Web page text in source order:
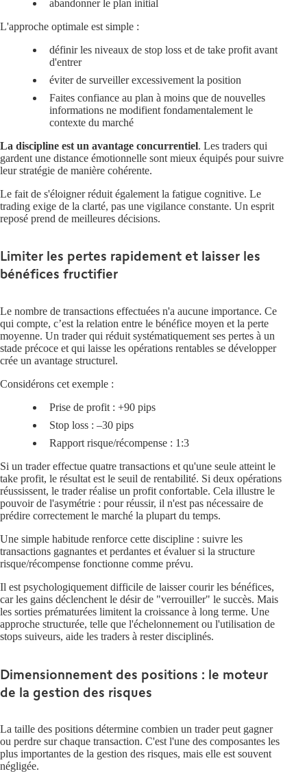
abandonner le plan initial
L'approche optimale est simple :
définir les niveaux de stop loss et de take profit avant
d'entrer
éviter de surveiller excessivement la position
Faites confiance au plan à moins que de nouvelles
informations ne modifient fondamentalement le
contexte du marché
La discipline est un avantage concurrentiel. Les traders qui
gardent une distance émotionnelle sont mieux équipés pour suivre
leur stratégie de manière cohérente.
Le fait de s'éloigner réduit également la fatigue cognitive. Le
trading exige de la clarté, pas une vigilance constante. Un esprit
reposé prend de meilleures décisions.
Limiter les pertes rapidement et laisser les
bénéfices fructifier
Le nombre de transactions effectuées n'a aucune importance. Ce
qui compte, c’est la relation entre le bénéfice moyen et la perte
moyenne. Un trader qui réduit systématiquement ses pertes à un
stade précoce et qui laisse les opérations rentables se développer
crée un avantage structurel.
Considérons cet exemple :
Prise de profit : +90 pips
Stop loss : –30 pips
Rapport risque/récompense : 1:3
Si un trader effectue quatre transactions et qu'une seule atteint le
take profit, le résultat est le seuil de rentabilité. Si deux opérations
réussissent, le trader réalise un profit confortable. Cela illustre le
pouvoir de l'asymétrie : pour réussir, il n'est pas nécessaire de
prédire correctement le marché la plupart du temps.
Une simple habitude renforce cette discipline : suivre les
transactions gagnantes et perdantes et évaluer si la structure
risque/récompense fonctionne comme prévu.
Il est psychologiquement difficile de laisser courir les bénéfices,
car les gains déclenchent le désir de "verrouiller" le succès. Mais
les sorties prématurées limitent la croissance à long terme. Une
approche structurée, telle que l'échelonnement ou l'utilisation de
stops suiveurs, aide les traders à rester disciplinés.
Dimensionnement des positions : le moteur
de la gestion des risques
La taille des positions détermine combien un trader peut gagner
ou perdre sur chaque transaction. C'est l'une des composantes les
plus importantes de la gestion des risques, mais elle est souvent
négligée.